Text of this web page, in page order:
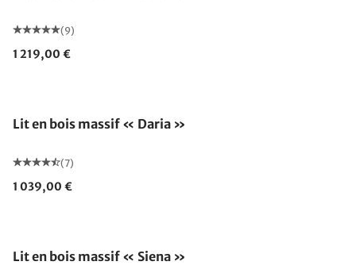
(9)
1 219,00 €
Lit en bois massif « Daria »
(7)
1 039,00 €
Lit en bois massif « Siena »